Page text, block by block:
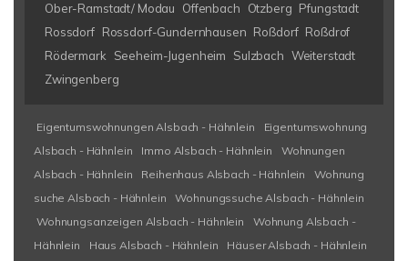
Ober-Ramstadt/ Modau
Offenbach Otzberg Pfungstadt
Rossdorf Rossdorf-Gundernhausen Roßdorf Roßdrof
Rödermark
Seeheim-Jugenheim Sulzbach Weiterstadt
Zwingenberg
Eigentumswohnungen Alsbach - Hähnlein
Eigentumswohnung
Alsbach - Hähnlein
Immo Alsbach - Hähnlein
Wohnungen
Alsbach - Hähnlein
Reihenhaus Alsbach - Hähnlein
Wohnung
suche Alsbach - Hähnlein
Wohnungssuche Alsbach - Hähnlein
Wohnungsanzeigen Alsbach - Hähnlein
Wohnung Alsbach -
Hähnlein
Haus Alsbach - Hähnlein
Häuser Alsbach - Hähnlein